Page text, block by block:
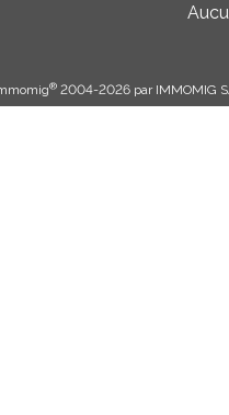
® 2004-2026 par IMMOMIG